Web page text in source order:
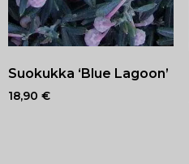
Suokukka ‘Blue Lagoon’
18,90 €